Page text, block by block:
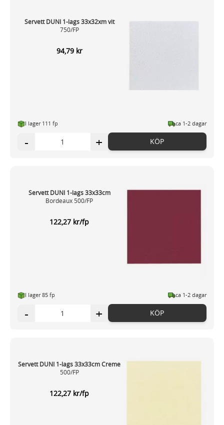
Servett DUNI 1-lags 33x32xm vit
750/FP
94,79 kr
I lager 111 fp ca 1-2 dagar
- + KÖP
Servett DUNI 1-lags 33x33cm
Bordeaux 500/FP
122,27 kr/fp
I lager 85 fp ca 1-2 dagar
- + KÖP
Servett DUNI 1-lags 33x33cm Creme
500/FP
122,27 kr/fp